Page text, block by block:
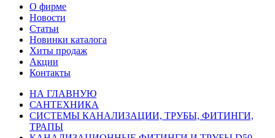
О фирме
Новости
Статьи
Новинки каталога
Хиты продаж
Акции
Контакты
НА ГЛАВНУЮ
САНТЕХНИКА
СИСТЕМЫ КАНАЛИЗАЦИИ, ТРУБЫ, ФИТИНГИ,
ТРАПЫ